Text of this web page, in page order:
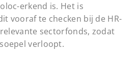
erkend is. Het is
vooraf te checken bij de HR-
sectorfonds, zodat
verloopt.